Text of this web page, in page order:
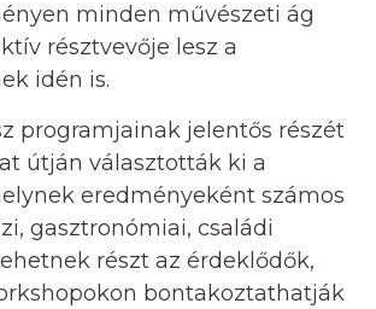
minden művészeti ág
résztvevője lesz a
idén is.
programjainak jelentős részét
útján választották ki a
eredményeként számos
gasztronómiai, családi
részt az érdeklődők,
bontakoztathatják